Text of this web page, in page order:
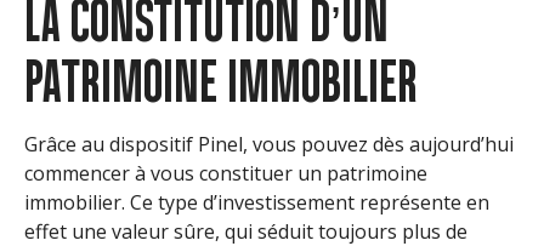
LA CONSTITUTION D’UN
PATRIMOINE IMMOBILIER
Grâce au dispositif Pinel, vous pouvez dès aujourd’hui
commencer à vous constituer un patrimoine
immobilier. Ce type d’investissement représente en
effet une valeur sûre, qui séduit toujours plus de